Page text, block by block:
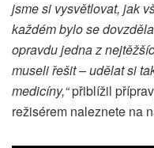
jsme si vysvětlovat, jak
každém bylo se
opravdu jedna z
museli řešit – udělat si
medicíny,“přiblížil
režisérem naleznete na